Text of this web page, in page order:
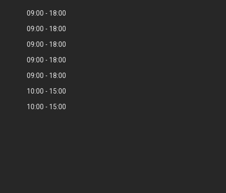
09:00
18:00
09:00
18:00
09:00
18:00
09:00
18:00
09:00
18:00
10:00
15:00
10:00 15:00